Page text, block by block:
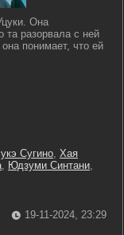
Она
та разорвала с ней
понимает, что ей
Сугино, Хая
, Юдзуми Синтани,
19-11-2024, 23:29